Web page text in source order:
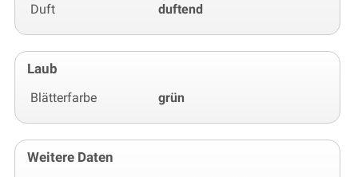
Duft duftend
Laub
Blätterfarbe grün
Weitere Daten